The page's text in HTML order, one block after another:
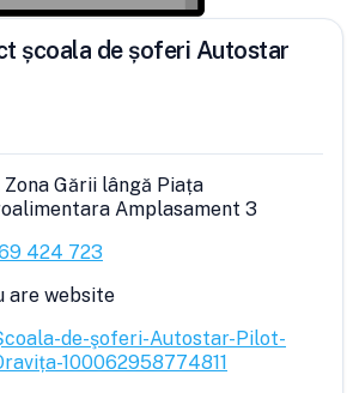
școala de șoferi Autostar
Zona Gării lângă Piața
Amplasament 3
424 723
are website
de-şoferi-Autostar-Pilot-
100062958774811